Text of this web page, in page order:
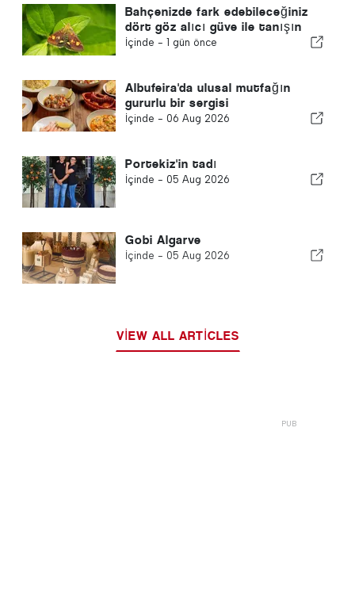
Bahçenizde fark edebileceğiniz
dört göz alıcı güve ile tanışın
İçinde - 1 gün önce
Albufeira'da ulusal mutfağın
gururlu bir sergisi
İçinde - 06 Aug 2026
Portekiz'in tadı
İçinde - 05 Aug 2026
Gobi Algarve
İçinde - 05 Aug 2026
VIEW ALL ARTICLES